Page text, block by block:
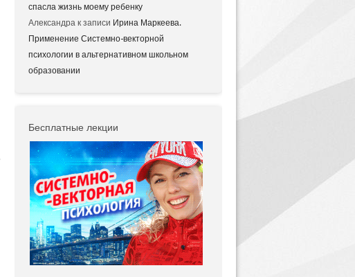
спасла жизнь моему ребенку
Александра к записи Ирина Маркеева.
Применение Системно-векторной
психологии в альтернативном школьном
образовании
Бесплатные лекции